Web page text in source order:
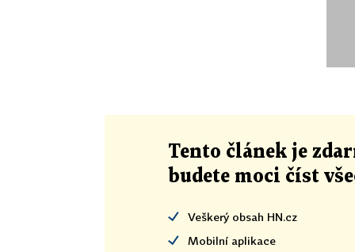
Tento článek je
budete moci číst
Veškerý obsah HN.cz
Mobilní aplikace